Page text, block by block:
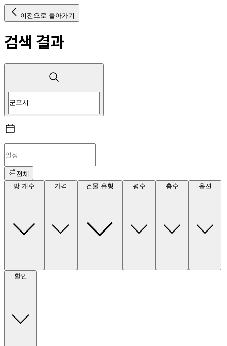
이전으로 돌아가기
검색 결과
전체
방 개수
가격 건물 유형 평수 층수 옵션
할인